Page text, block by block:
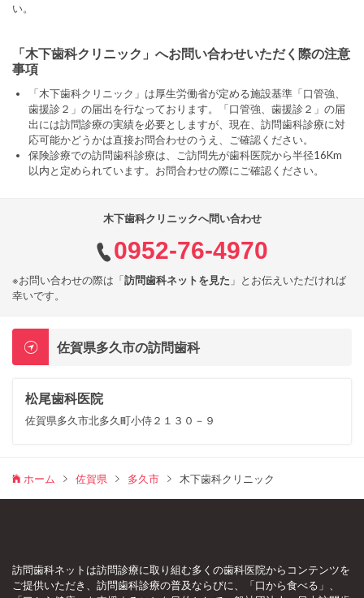
い。
「木下歯科クリニック」へお問い合わせいただく際の注意
事項
「木下歯科クリニック」は厚生労働省が定める施設基準「口管強、
歯援診２」の届出を行なっております。「口管強、歯援診２」の届
出には訪問診療の実績を必要としますが、現在、訪問歯科診療に対
応可能かどうかは直接お問合わせのうえ、ご確認ください。
保険診療での訪問歯科診療は、ご訪問先が歯科医院から半径16Km
以内と定められています。お問合わせの際にご確認ください。
木下歯科クリニックへ問い合わせ
0952-76-4970
※お問い合わせの際は「訪問歯科ネットを見た 」とお伝えいただければ
幸いです。
佐賀県多久市の訪問歯科
松尾歯科医院
佐賀県多久市北多久町小侍２１３０－９
ホーム 佐賀県 多久市 木下歯科クリニック
訪問歯科ネットは訪問診療に取り組む多くの歯科医院からコンテンツを
ご提供いただき、訪問歯科診療の普及ならびに、「口から食べる」、